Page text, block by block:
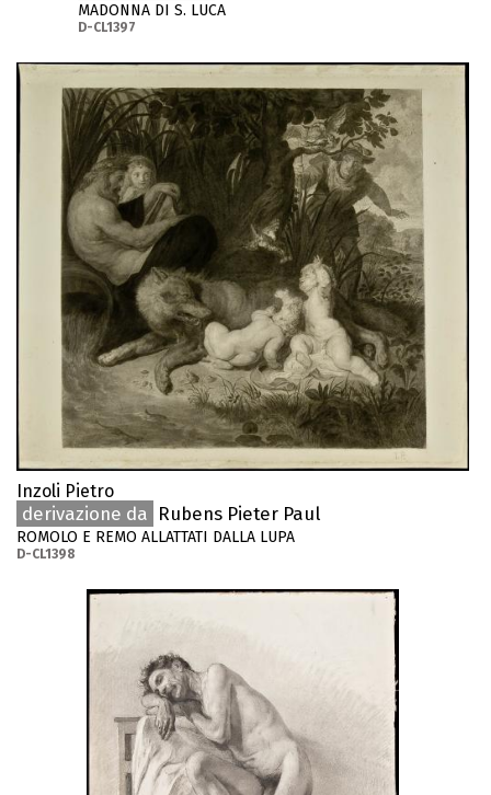
MADONNA DI S. LUCA
D-CL1397
Inzoli Pietro
derivazione da Rubens Pieter Paul
ROMOLO E REMO ALLATTATI DALLA LUPA
D-CL1398